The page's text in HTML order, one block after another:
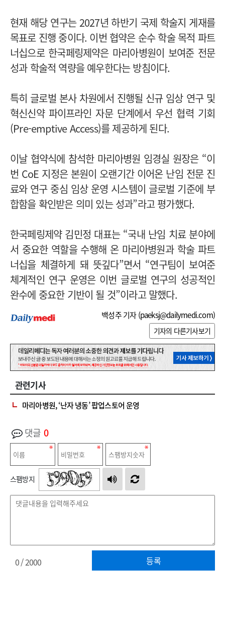
현재 해당 연구는 2027년 하반기 국제 학술지 게재를
목표로 진행 중이다. 이번 협약은 순수 학술 목적 파트
너십으로 한국페링제약은 마리아병원이 보여준 전문
성과 학술적 역량을 예우한다는 방침이다.
특히 글로벌 본사 차원에서 진행될 신규 임상 연구 및
혁신신약 파이프라인 자문 단계에서 우선 협력 기회
(Pre-emptive Access)를 제공하게 된다.
이날 협약식에 참석한 마리아병원 임경실 원장은 “이
번 CoE 지정은 본원이 오랜기간 이어온 난임 전문 진
료와 연구 중심 임상 운영 시스템이 글로벌 기준에 부
합함을 확인받은 의미 있는 성과”라고 평가했다.
한국페링제약 김민정 대표는 “국내 난임 치료 분야에
서 중요한 역할을 수행해 온 마리아병원과 학술 파트
너십을 체결하게 돼 뜻깊다”면서 “연구팀이 보여준
체계적인 연구 운영은 이번 글로벌 연구의 성공적인
완수에 중요한 기반이 될 것”이라고 말했다.
백성주 기자 (paeksj@dailymedi.com)
기자의 다른기사보기
관련기사
마리아병원, ‘난자 냉동’ 팝업스토어 운영
댓글 0
스팸방지
등록
0/ 2000